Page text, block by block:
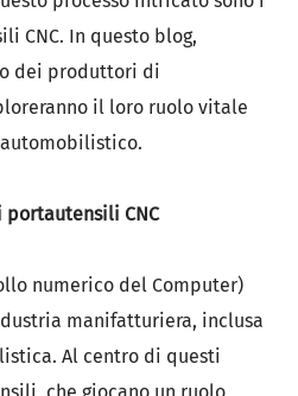
CNC. In questo blog,
dei produttori di
il loro ruolo vitale
CNC
numerico del Computer)
manifatturiera, inclusa
Al centro di questi